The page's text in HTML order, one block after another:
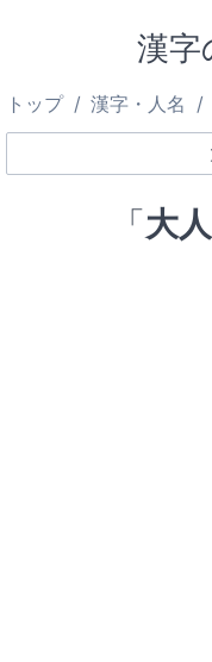
漢字
トップ 漢字・人名
「大